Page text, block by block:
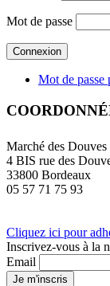
Mot de passe
Mot de passe
Marché des Douves
4 BIS rue des
33800 Bordeaux
05 57 71 75 93
Cliquez ici pour
Inscrivez-vous à la
Email